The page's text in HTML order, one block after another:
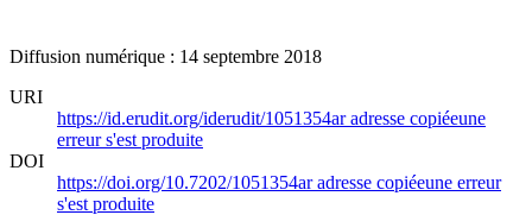
Diffusion numérique : 14 septembre 2018
URI
https://id.erudit.org/iderudit/1051354aradresse copiéeune
erreur s'est produite
DOI
https://doi.org/10.7202/1051354aradresse copiéeune erreur
s'est produite